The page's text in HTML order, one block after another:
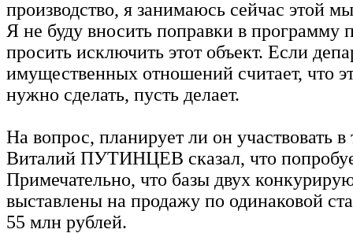
производство, я занимаюсь сейчас этой
Я не буду вносить поправки в программу
просить исключить этот объект. Если
имущественных отношений считает, что
нужно сделать, пусть делает.
На вопрос, планирует ли он участвовать в
Виталий ПУТИНЦЕВ сказал, что
Примечательно, что базы двух
выставлены на продажу по одинаковой
55 млн рублей.